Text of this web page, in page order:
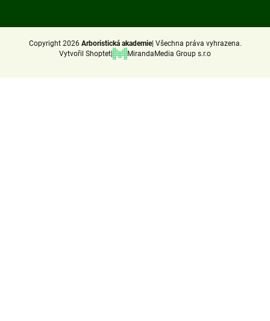
Vytvořil Shoptet MirandaMedia Group s.r.o
Copyright 2026 Arboristická akademie Všechna práva vyhrazena.